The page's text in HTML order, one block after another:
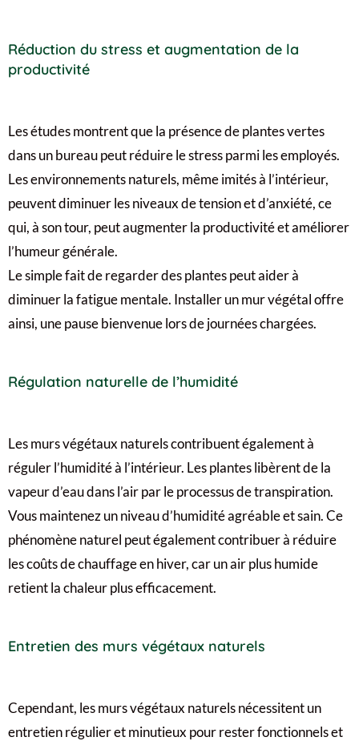
Réduction du stress et augmentation de la
productivité
Les études montrent que la présence de plantes vertes
dans un bureau peut réduire le stress parmi les employés.
Les environnements naturels, même imités à l’intérieur,
peuvent diminuer les niveaux de tension et d’anxiété, ce
qui, à son tour, peut augmenter la productivité et améliorer
l’humeur générale.
Le simple fait de regarder des plantes peut aider à
diminuer la fatigue mentale. Installer un mur végétal offre
ainsi, une pause bienvenue lors de journées chargées.
Régulation naturelle de l’humidité
Les murs végétaux naturels contribuent également à
réguler l’humidité à l’intérieur. Les plantes libèrent de la
vapeur d’eau dans l’air par le processus de transpiration.
Vous maintenez un niveau d’humidité agréable et sain. Ce
phénomène naturel peut également contribuer à réduire
les coûts de chauffage en hiver, car un air plus humide
retient la chaleur plus efficacement.
Entretien des murs végétaux naturels
Cependant, les murs végétaux naturels nécessitent un
entretien régulier et minutieux pour rester fonctionnels et